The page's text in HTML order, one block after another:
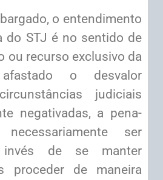
o entendimento
do STJ é no sentido de
ou recurso exclusivo da
o desvalor
judiciais
negativadas, a pena-
ser
invés de se manter
proceder de maneira